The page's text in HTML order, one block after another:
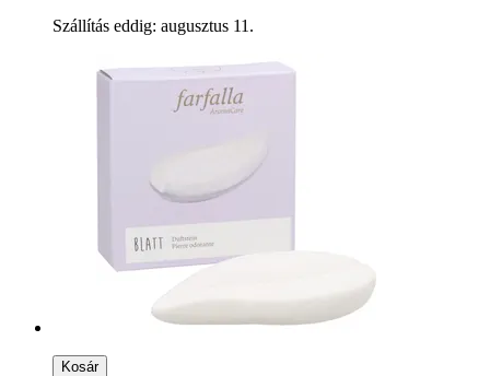
Szállítás eddig: augusztus 11.
Kosár